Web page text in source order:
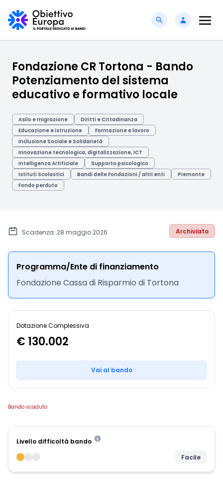
Fondazione CR Tortona - Bando
Potenziamento del sistema
educativo e formativo locale
Asilo e migrazione
Diritti e Cittadinanza
Educazione e istruzione
Formazione e lavoro
Inclusione Sociale e Solidarietà
Innovazione tecnologica, digitalizzazione, ICT
Intelligenza Artificiale
Supporto psicologico
Istituti Scolastici
Bandi delle Fondazioni / altri enti
Piemonte
Fondo perduto
Scadenza: 28 maggio 2026 Archiviato
Programma/Ente di finanziamento
Fondazione Cassa di Risparmio di Tortona
Dotazione Complessiva
€ 130.002
Vai al bando
Bando scaduto
Livello difficoltà bando
Facile